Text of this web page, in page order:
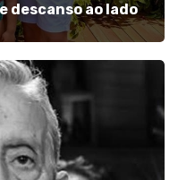
descanso ao lado